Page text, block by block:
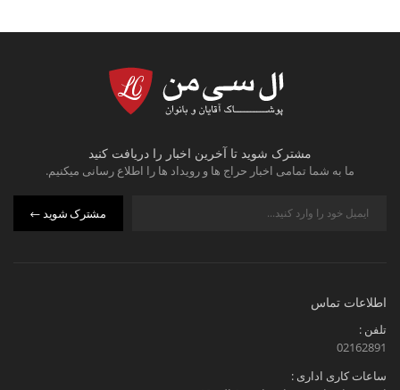
مشترک شوید تا آخرین اخبار را دریافت کنید
ما به شما تمامی اخبار حراج ها و رویداد ها را اطلاع رسانی میکنیم.
مشترک شوید
اطلاعات تماس
تلفن :
02162891
ساعات کاری اداری :